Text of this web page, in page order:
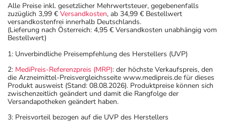
Alle Preise inkl. gesetzlicher Mehrwertsteuer, gegebenenfalls
zuzüglich 3,99 € Versandkosten, ab 34,99 € Bestellwert
versandkostenfrei innerhalb Deutschlands.
(Lieferung nach Österreich: 4,95 € Versandkosten unabhängig vom
Bestellwert)
1: Unverbindliche Preisempfehlung des Herstellers (UVP)
2: MediPreis-Referenzpreis (MRP): der höchste Verkaufspreis, den
die Arzneimittel-Preisvergleichsseite www.medipreis.de für dieses
Produkt ausweist (Stand: 08.08.2026). Produktpreise können sich
zwischenzeitlich geändert und damit die Rangfolge der
Versandapotheken geändert haben.
3: Preisvorteil bezogen auf die UVP des Herstellers